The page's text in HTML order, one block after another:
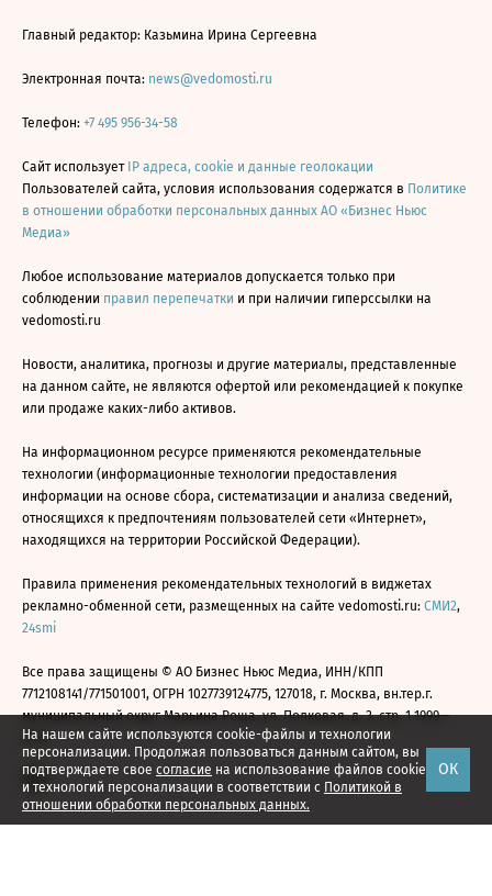
На нашем сайте используются cookie-файлы и технологии
персонализации. Продолжая пользоваться данным сайтом, вы
подтверждаете свое согласие на использование файлов cookie
и технологий персонализации в соответствии с Политикой в
отношении обработки персональных данных.
ОК
Главный редактор: Казьмина Ирина Сергеевна
Электронная почта: news@vedomosti.ru
Телефон: +7 495 956-34-58
Сайт использует IP адреса, cookie и данные геолокации
Пользователей сайта, условия использования содержатся в Политике
в отношении обработки персональных данных АО «Бизнес Ньюс
Медиа»
Любое использование материалов допускается только при
соблюдении правил перепечатки и при наличии гиперссылки на
vedomosti.ru
Новости, аналитика, прогнозы и другие материалы, представленные
на данном сайте, не являются офертой или рекомендацией к покупке
или продаже каких-либо активов.
На информационном ресурсе применяются рекомендательные
технологии (информационные технологии предоставления
информации на основе сбора, систематизации и анализа сведений,
относящихся к предпочтениям пользователей сети «Интернет»,
находящихся на территории Российской Федерации).
Правила применения рекомендательных технологий в виджетах
рекламно-обменной сети, размещенных на сайте vedomosti.ru: СМИ2,
24smi
Все права защищены © АО Бизнес Ньюс Медиа, ИНН/КПП
7712108141/771501001, ОГРН 1027739124775, 127018, г. Москва, вн.тер.г.
муниципальный округ Марьина Роща, ул. Полковая, д. 3, стр. 1 1999—
2026